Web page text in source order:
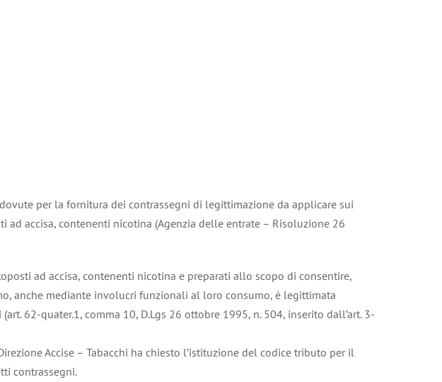
per la fornitura dei contrassegni di legittimazione da applicare sui
accisa, contenenti nicotina (Agenzia delle entrate – Risoluzione 26
ad accisa, contenenti nicotina e preparati allo scopo di consentire,
anche mediante involucri funzionali al loro consumo, è legittimata
62-quater.1, comma 10, D.Lgs 26 ottobre 1995, n. 504, inserito dall’art. 3-
Accise – Tabacchi ha chiesto l’istituzione del codice tributo per il
contrassegni.